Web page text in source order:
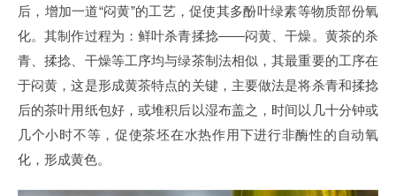
后，增加一道“闷黄”的工艺，促使其多酚叶绿素等物质部份氧
化。其制作过程为：鲜叶杀青揉捻——闷黄、干燥。黄茶的杀
青、揉捻、干燥等工序均与绿茶制法相似，其最重要的工序在
于闷黄，这是形成黄茶特点的关键，主要做法是将杀青和揉捻
后的茶叶用纸包好，或堆积后以湿布盖之，时间以几十分钟或
几个小时不等，促使茶坯在水热作用下进行非酶性的自动氧
化，形成黄色。